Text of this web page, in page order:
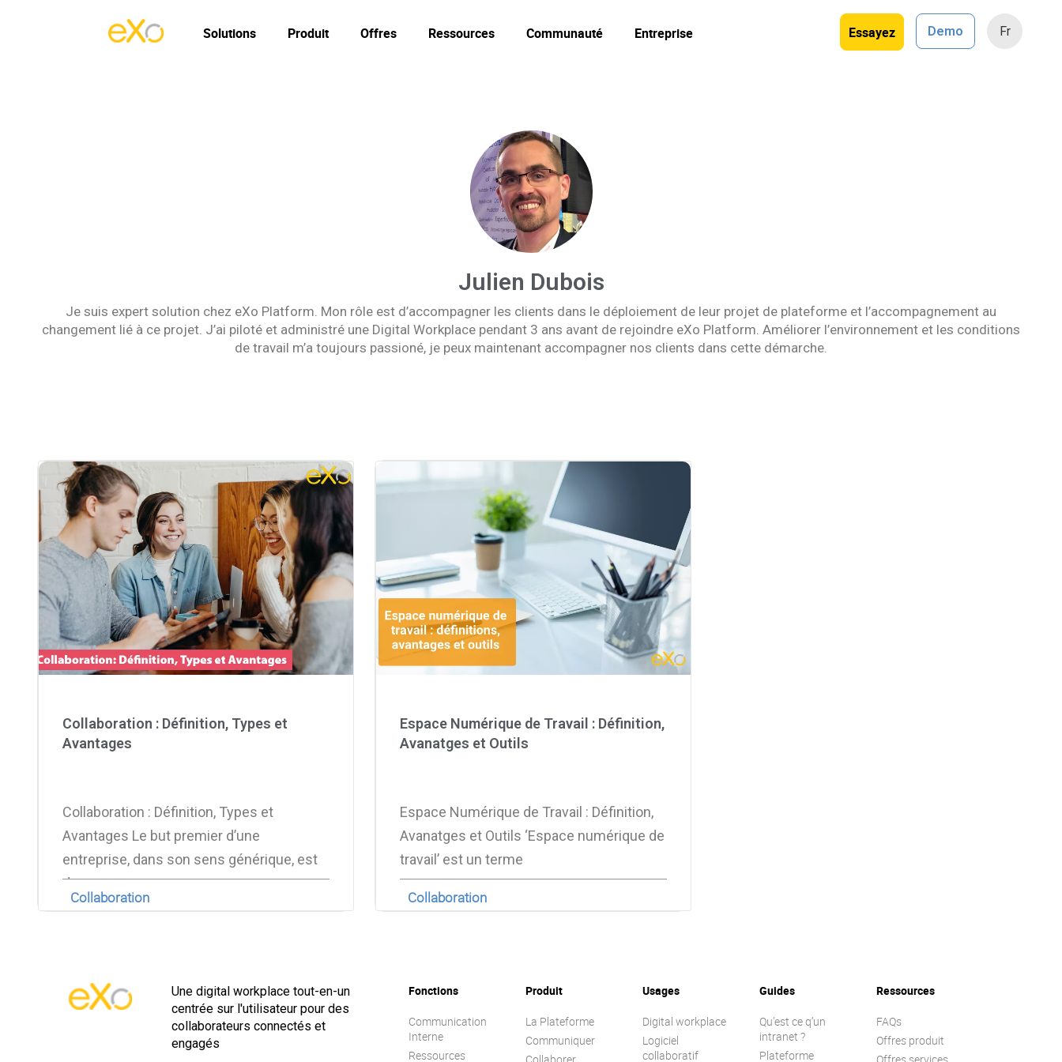
Essayez Demo Fr
Solutions Produit Offres Ressources Communauté Entreprise
Julien Dubois
Je suis expert solution chez eXo Platform. Mon rôle est d’accompagner les clients dans le déploiement de leur projet de plateforme et l’accompagnement au
changement lié à ce projet. J’ai piloté et administré une Digital Workplace pendant 3 ans avant de rejoindre eXo Platform. Améliorer l’environnement et les conditions
de travail m’a toujours passioné, je peux maintenant accompagner nos clients dans cette démarche.
Collaboration : Définition, Types et
Avantages
Collaboration : Définition, Types et
Avantages Le but premier d’une
entreprise, dans son sens générique, est
de
Collaboration
Espace Numérique de Travail : Définition,
Avanatges et Outils
Espace Numérique de Travail : Définition,
Avanatges et Outils ‘Espace numérique de
travail’ est un terme
Collaboration
Une digital workplace tout-en-un
centrée sur l'utilisateur pour des
collaborateurs connectés et
engagés
Fonctions
Communication
Interne
Ressources
Produit
La Plateforme
Communiquer
Collaborer
Usages
Digital workplace
Logiciel
collaboratif
Guides
Qu’est ce q’un
intranet ?
Plateforme
Ressources
FAQs
Offres produit
Offres services